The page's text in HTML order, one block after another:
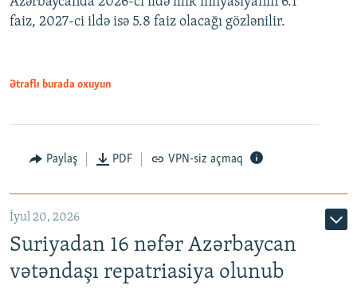
Auto
480p
faiz, 2027-ci ildə isə 5.8 faiz olacağı gözlənilir.
Ətraflı burada oxuyun
Paylaş PDF VPN-siz açmaq
İyul 20, 2026
Suriyadan 16 nəfər Azərbaycan
vətəndaşı repatriasiya olunub